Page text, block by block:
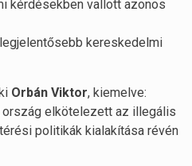
kérdésekben vallott azonos
kereskedelmi
Orbán Viktor, kiemelve:
ország elkötelezett az illegális
politikák kialakítása révén